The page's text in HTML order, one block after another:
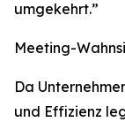
umgekehrt.”
Meeting-
Da
und Effizienz